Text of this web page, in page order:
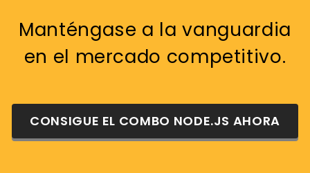
Manténgase a la vanguardia
en el mercado competitivo.
CONSIGUE EL COMBO NODE.JS AHORA